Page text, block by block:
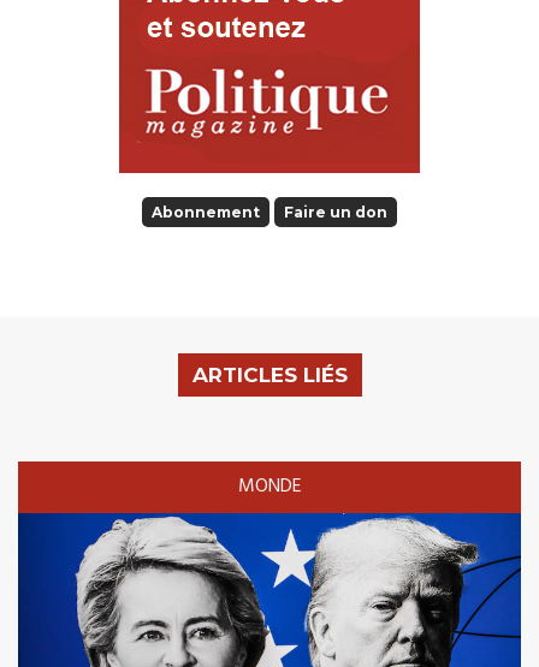
Abonnement Faire un don
ARTICLES LIÉS
MONDE